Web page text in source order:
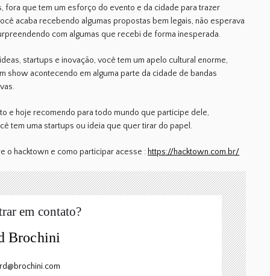
fora que tem um esforço do evento e da cidade para trazer
acaba recebendo algumas propostas bem legais, não esperava
com algumas que recebi de forma inesperada.
startups e inovação, você tem um apelo cultural enorme,
show acontecendo em alguma parte da cidade de bandas
e hoje recomendo para todo mundo que participe dele,
tem uma startups ou ideia que quer tirar do papel.
o hacktown e como participar acesse : https://hacktown.com.br/
em contato?
Brochini